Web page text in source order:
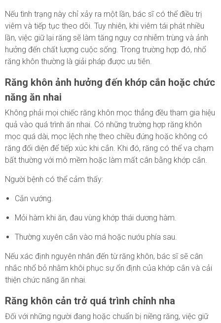
Nếu tình trạng này chỉ xảy ra một lần, bác sĩ có thể điều trị
viêm và tiếp tục theo dõi. Tuy nhiên, khi viêm tái phát nhiều
lần, việc giữ lại răng sẽ làm tăng nguy cơ nhiễm trùng và ảnh
hưởng đến chất lượng cuộc sống. Trong trường hợp đó, nhổ
răng khôn thường là giải pháp được ưu tiên.
Răng khôn ảnh hưởng đến khớp cắn hoặc chức
năng ăn nhai
Không phải mọi chiếc răng khôn mọc thẳng đều tham gia hiệu
quả vào quá trình ăn nhai. Có những trường hợp răng khôn
mọc quá dài, mọc lệch nhẹ theo chiều đứng hoặc không có
răng đối diện để tiếp xúc khi cắn. Khi đó, răng có thể va chạm
bất thường với mô mềm hoặc làm mất cân bằng khớp cắn.
Người bệnh có thể cảm thấy:
Cắn vướng.
Mỏi hàm khi ăn, đau vùng khớp thái dương hàm.
Thường xuyên cắn vào má hoặc nướu phía sau.
Nếu xác định nguyên nhân đến từ răng khôn, bác sĩ sẽ cân
nhắc nhổ bỏ nhằm khôi phục sự ổn định của khớp cắn và cải
thiện chức năng ăn nhai.
Răng khôn cản trở quá trình chỉnh nha
Đối với những người đang hoặc chuẩn bị niềng răng, việc giữ